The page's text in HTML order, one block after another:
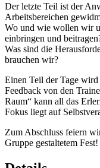
Der letzte Teil ist der
Arbeitsbereichen
Wo und wie wollen wir
einbringen und
Was sind die
brauchen wir?
Einen Teil der Tage
Feedback von den
Raum“ kann all das
Fokus liegt auf
Zum Abschluss feiern
Gruppe gestaltetem Fest!